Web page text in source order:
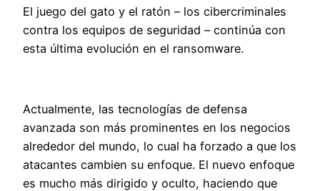
El juego del gato y el ratón – los cibercriminales
contra los equipos de seguridad – continúa con
esta última evolución en el ransomware.
Actualmente, las tecnologías de defensa
avanzada son más prominentes en los negocios
alrededor del mundo, lo cual ha forzado a que los
atacantes cambien su enfoque. El nuevo enfoque
es mucho más dirigido y oculto, haciendo que